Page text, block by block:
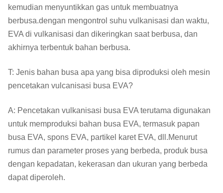
kemudian menyuntikkan gas untuk membuatnya
berbusa.dengan mengontrol suhu vulkanisasi dan waktu,
EVA di vulkanisasi dan dikeringkan saat berbusa, dan
akhirnya terbentuk bahan berbusa.
T: Jenis bahan busa apa yang bisa diproduksi oleh mesin
pencetakan vulcanisasi busa EVA?
A: Pencetakan vulkanisasi busa EVA terutama digunakan
untuk memproduksi bahan busa EVA, termasuk papan
busa EVA, spons EVA, partikel karet EVA, dll.Menurut
rumus dan parameter proses yang berbeda, produk busa
dengan kepadatan, kekerasan dan ukuran yang berbeda
dapat diperoleh.